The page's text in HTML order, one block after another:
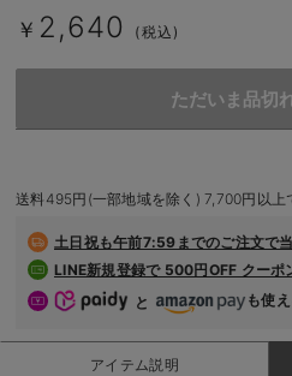
デロンギ
入院準備の持ち物チェック
￥ 2,640 (税込)
ただいま品切
送料495円(一部地域を除く) 7,700円以上
土日祝も午前7:59までのご注文で
LINE新規登録で 500円OFF クーポ
と
も使え
アイテム説明